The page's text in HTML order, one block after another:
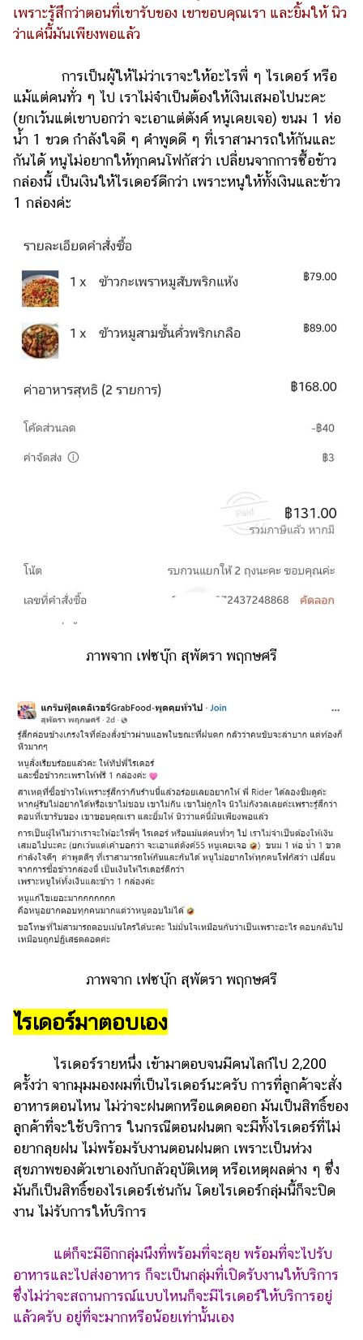
ออนไลน์
ติดต่อ
ปัญหา
ร่วม
งาน
กับ
เรา
เพราะรู้สึกว่าตอนที่เขารับของ เขาขอบคุณเรา และยิ้มให้ นิว
ว่าแค่นี้มันเพียงพอแล้ว
การเป็นผู้ให้ไม่ว่าเราจะให้อะไรพี่ ๆ ไรเดอร์ หรือ
แม้แต่คนทั่ว ๆ ไป เราไม่จำเป็นต้องให้เงินเสมอไปนะคะ
(ยกเว้นแต่เขาบอกว่า จะเอาแต่ตังค์ หนูเคยเจอ) ขนม 1 ห่อ
น้ำ 1 ขวด กำลังใจดี ๆ คำพูดดี ๆ ที่เราสามารถให้กันและ
กันได้ หนูไม่อยากให้ทุกคนโฟกัสว่า เปลี่ยนจากการซื้อข้าว
กล่องนี้ เป็นเงินให้ไรเดอร์ดีกว่า เพราะหนูให้ทั้งเงินและข้าว
1 กล่องค่ะ
ภาพจาก เฟซบุ๊ก สุพัตรา พฤกษศรี
ภาพจาก เฟซบุ๊ก สุพัตรา พฤกษศรี
ไรเดอร์มาตอบเอง
ไรเดอร์รายหนึ่ง เข้ามาตอบจนมีคนไลก์ไป 2,200
ครั้งว่า จากมุมมองผมที่เป็นไรเดอร์นะครับ การที่ลูกค้าจะสั่ง
อาหารตอนไหน ไม่ว่าจะฝนตกหรือแดดออก มันเป็นสิทธิ์ของ
ลูกค้าที่จะใช้บริการ ในกรณีตอนฝนตก จะมีทั้งไรเดอร์ที่ไม่
อยากลุยฝน ไม่พร้อมรับงานตอนฝนตก เพราะเป็นห่วง
สุขภาพของตัวเขาเองกับกลัวอุบัติเหตุ หรือเหตุผลต่าง ๆ ซึ่ง
มันก็เป็นสิทธิ์ของไรเดอร์เช่นกัน โดยไรเดอร์กลุ่มนี้ก็จะปิด
งาน ไม่รับการให้บริการ
แต่ก็จะมีอีกกลุ่มนึงที่พร้อมที่จะลุย พร้อมที่จะไปรับ
อาหารและไปส่งอาหาร ก็จะเป็นกลุ่มที่เปิดรับงานให้บริการ
ซึ่งไม่ว่าจะสถานการณ์แบบไหนก็จะมีไรเดอร์ให้บริการอยู่
แล้วครับ อยู่ที่จะมากหรือน้อยเท่านั้นเอง